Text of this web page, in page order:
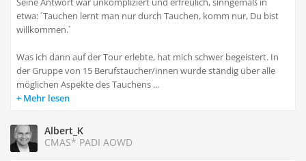
etwa: ´Tauchen lernt man nur durch Tauchen, komm nur, Du bist
willkommen.´
Was ich dann auf der Tour erlebte, hat mich schwer begeistert. In
der Gruppe von 15 Berufstaucher/innen wurde ständig über alle
möglichen Aspekte des Tauchens ...
Mehr lesen
Albert_K
CMAS* PADI AOWD